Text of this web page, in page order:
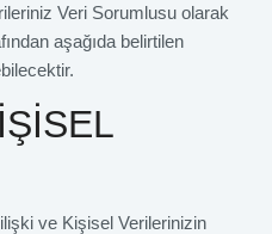
Veri Sorumlusu olarak
aşağıda belirtilen
ve Kişisel Verilerinizin